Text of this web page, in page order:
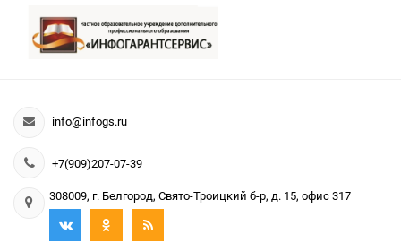
info@infogs.ru
+7(909)207-07-39
308009, г. Белгород, Свято-Троицкий б-р, д. 15, офис 317